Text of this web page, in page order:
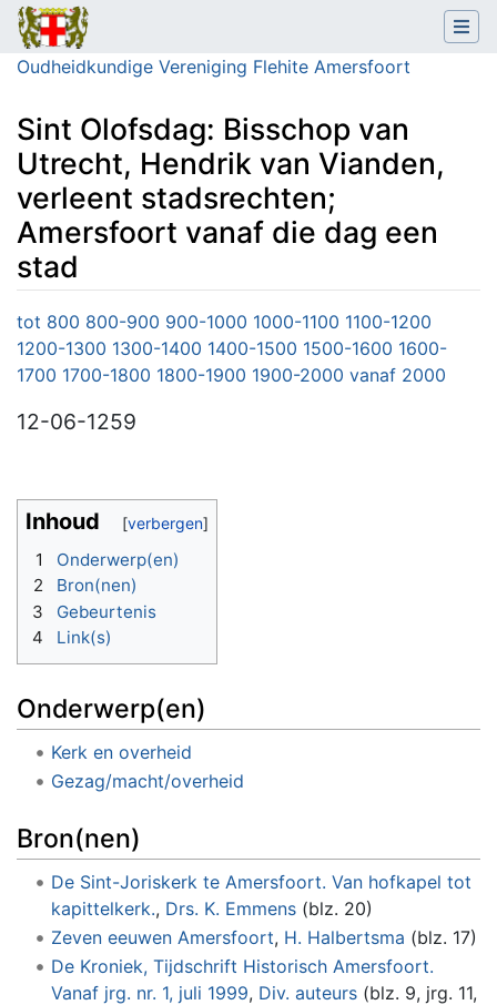
Oudheidkundige Vereniging Flehite Amersfoort
Sint Olofsdag: Bisschop van
Utrecht, Hendrik van Vianden,
verleent stadsrechten;
Amersfoort vanaf die dag een
stad
Ga naar: navigatie ,zoeken
tot 800 800-900 900-1000 1000-1100 1100-1200
1200-1300 1300-1400 1400-1500 1500-1600 1600-
1700 1700-1800 1800-1900 1900-2000 vanaf 2000
12-06-1259
Inhoud
1
Onderwerp(en)
2
Bron(nen)
3
Gebeurtenis
4
Link(s)
Onderwerp(en)
Kerk en overheid
Gezag/macht/overheid
Bron(nen)
De Sint-Joriskerk te Amersfoort. Van hofkapel tot
kapittelkerk., Drs. K. Emmens(blz. 20)
Zeven eeuwen Amersfoort, H. Halbertsma (blz. 17)
De Kroniek, Tijdschrift Historisch Amersfoort.
Vanaf jrg. nr. 1, juli 1999, Div. auteurs(blz. 9, jrg. 11,